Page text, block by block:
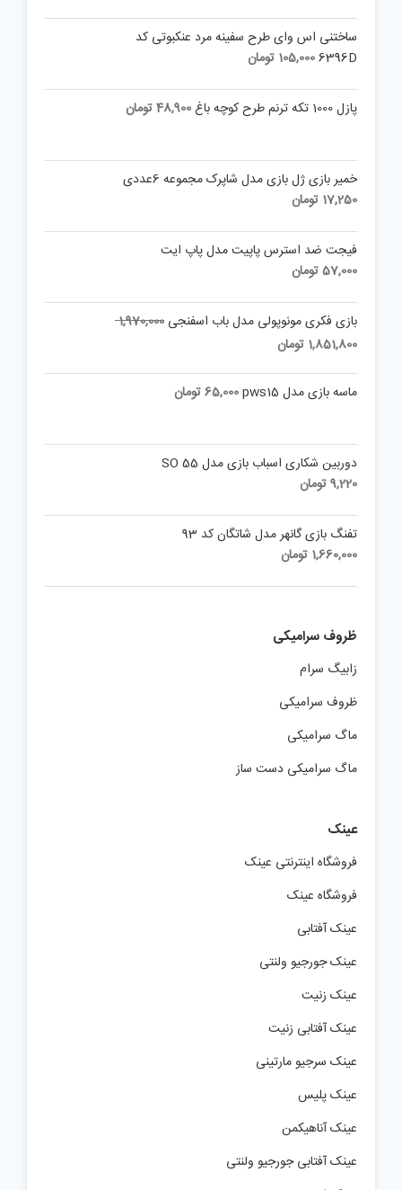
ساختنی اس وای طرح سفینه مرد عنکبوتی کد
6396D
105,000 تومان
پازل 1000 تکه ترنم طرح کوچه باغ 48,900تومان
خمیر بازی ژل بازی مدل شاپرک مجموعه 6عددی
17,250 تومان
فیجت ضد استرس پاپیت مدل پاپ ایت
57,000تومان
بازی فکری مونوپولی مدل باب اسفنجی 1,970,000
Original
1,851,800 تومان
is:
1,851,800 تومان. ماسه بازی مدل pws15 65,000تومان
دوربین شکاری اسباب بازی مدل SO 55
9,220تومان
تفنگ بازی گانهر مدل شاتگان کد 93
1,660,000 تومان
ظروف سرامیکی
زابیگ سرام
ظروف سرامیکی
ماگ سرامیکی
ماگ سرامیکی دست ساز
عینک
فروشگاه اینترنتی عینک
فروشگاه عینک
عینک آفتابی
عینک جورجیو ولنتی
عینک زنیت
عینک آفتابی زنیت
عینک سرجیو مارتینی
عینک پلیس
عینک آناهیکمن
عینک آفتابی جورجیو ولنتی